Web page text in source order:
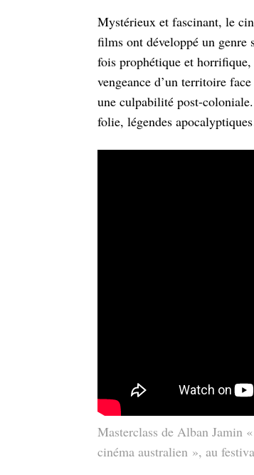
Mystérieux et fascinant, le
films ont développé un
fois prophétique et
vengeance d’un territoire
une culpabilité post-
folie, légendes
Masterclass de Alban Jamin
cinéma australien », au